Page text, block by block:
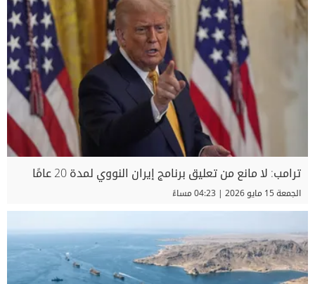
ترامب: لا مانع من تعليق برنامج إيران النووي لمدة 20 عامًا
الجمعة 15 مايو 2026 | 04:23 مساءً